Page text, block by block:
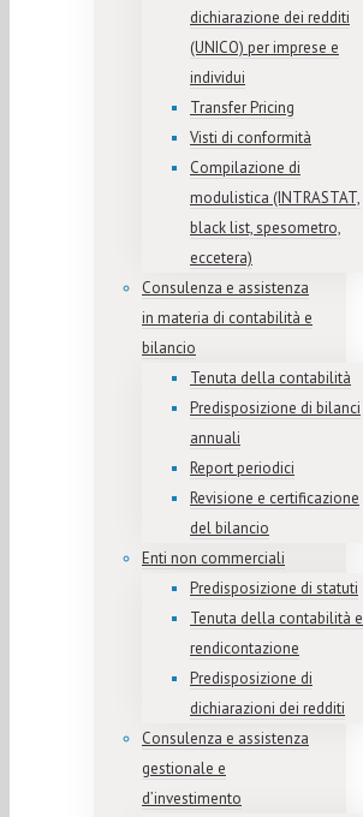
dichiarazione dei redditi
(UNICO) per imprese e
individui
Transfer Pricing
Visti di conformità
Compilazione di
modulistica (INTRASTAT,
black list, spesometro,
eccetera)
Consulenza e assistenza
in materia di contabilità e
bilancio
Tenuta della contabilità
Predisposizione di bilanci
annuali
Report periodici
Revisione e certificazione
del bilancio
Enti non commerciali
Predisposizione di statuti
Tenuta della contabilità e
rendicontazione
Predisposizione di
dichiarazioni dei redditi
Consulenza e assistenza
gestionale e
d’investimento